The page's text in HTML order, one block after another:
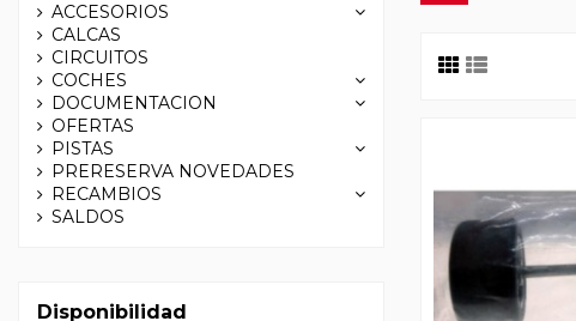
ACCESORIOS
CALCAS
CIRCUITOS
COCHES
DOCUMENTACION
OFERTAS
PISTAS
PRERESERVA NOVEDADES
RECAMBIOS
SALDOS
Disponibilidad